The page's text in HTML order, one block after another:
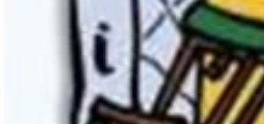
Dzień Działkowca 2005
Dzień Działkowca 2006
Dzień Działkowca 2012
Protest w Warszawie 2013